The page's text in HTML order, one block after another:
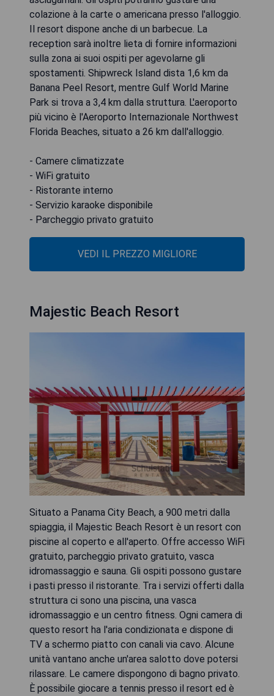
colazione à la carte o americana presso l'alloggio.
Il resort dispone anche di un barbecue. La
reception sarà inoltre lieta di fornire informazioni
sulla zona ai suoi ospiti per agevolarne gli
spostamenti. Shipwreck Island dista 1,6 km da
Banana Peel Resort, mentre Gulf World Marine
Park si trova a 3,4 km dalla struttura. L'aeroporto
più vicino è l'Aeroporto Internazionale Northwest
Florida Beaches, situato a 26 km dall'alloggio.
- Camere climatizzate
- WiFi gratuito
- Ristorante interno
- Servizio karaoke disponibile
- Parcheggio privato gratuito
VEDI IL PREZZO MIGLIORE
Majestic Beach Resort
Situato a Panama City Beach, a 900 metri dalla
spiaggia, il Majestic Beach Resort è un resort con
piscine al coperto e all'aperto. Offre accesso WiFi
gratuito, parcheggio privato gratuito, vasca
idromassaggio e sauna. Gli ospiti possono gustare
i pasti presso il ristorante. Tra i servizi offerti dalla
struttura ci sono una piscina, una vasca
idromassaggio e un centro fitness. Ogni camera di
questo resort ha l'aria condizionata e dispone di
TV a schermo piatto con canali via cavo. Alcune
unità vantano anche un'area salotto dove potersi
rilassare. Le camere dispongono di bagno privato.
È possibile giocare a tennis presso il resort ed è